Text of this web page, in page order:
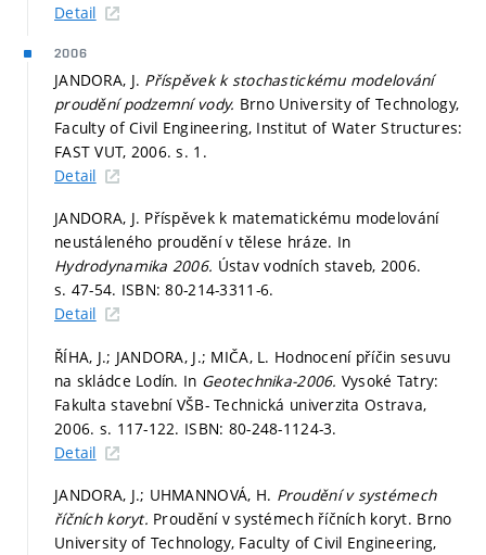
Detail
2006
JANDORA, J. Příspěvek k stochastickému modelování
proudění podzemní vody. Brno University of Technology,
Faculty of Civil Engineering, Institut of Water Structures:
FAST VUT, 2006.s. 1.
Detail
JANDORA, J. Příspěvek k matematickému modelování
neustáleného proudění v tělese hráze. In
Hydrodynamika 2006. Ústav vodních staveb, 2006.
s. 47-54. ISBN: 80-214-3311-6.
Detail
ŘÍHA, J.; JANDORA, J.; MIČA, L. Hodnocení příčin sesuvu
na skládce Lodín. In Geotechnika-2006. Vysoké Tatry:
Fakulta stavební VŠB- Technická univerzita Ostrava,
2006. s. 117-122. ISBN: 80-248-1124-3.
Detail
JANDORA, J.; UHMANNOVÁ, H. Proudění v systémech
říčních koryt. Proudění v systémech říčních koryt. Brno
University of Technology, Faculty of Civil Engineering,